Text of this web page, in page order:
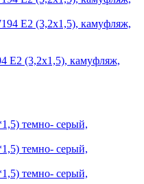
Е2 (3,2х1,5), камуфляж,